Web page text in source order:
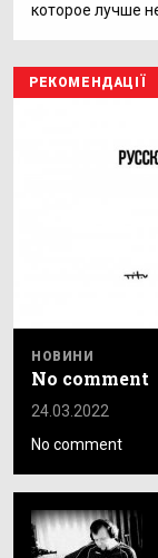
которое лучше
РЕКОМЕНДАЦІЇ
НОВИНИ
No comment
24.03.2022
No comment